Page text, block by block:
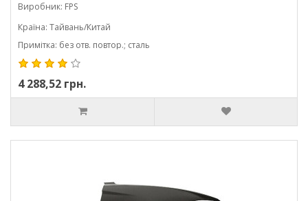
Виробник: FPS
Країна: Тайвань/Китай
Примітка: без отв. повтор.; сталь
4 288,52 грн.